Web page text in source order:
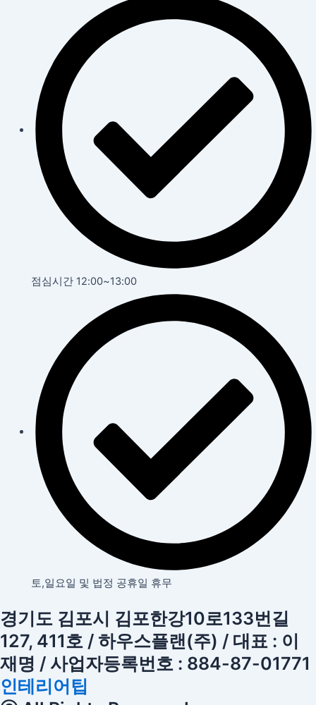
점심시간 12:00~13:00
토,일요일 및 법정 공휴일 휴무
경기도 김포시 김포한강10로133번길
127, 411호 / 하우스플랜(주) / 대표 : 이
재명 / 사업자등록번호 : 884-87-01771
인테리어팁